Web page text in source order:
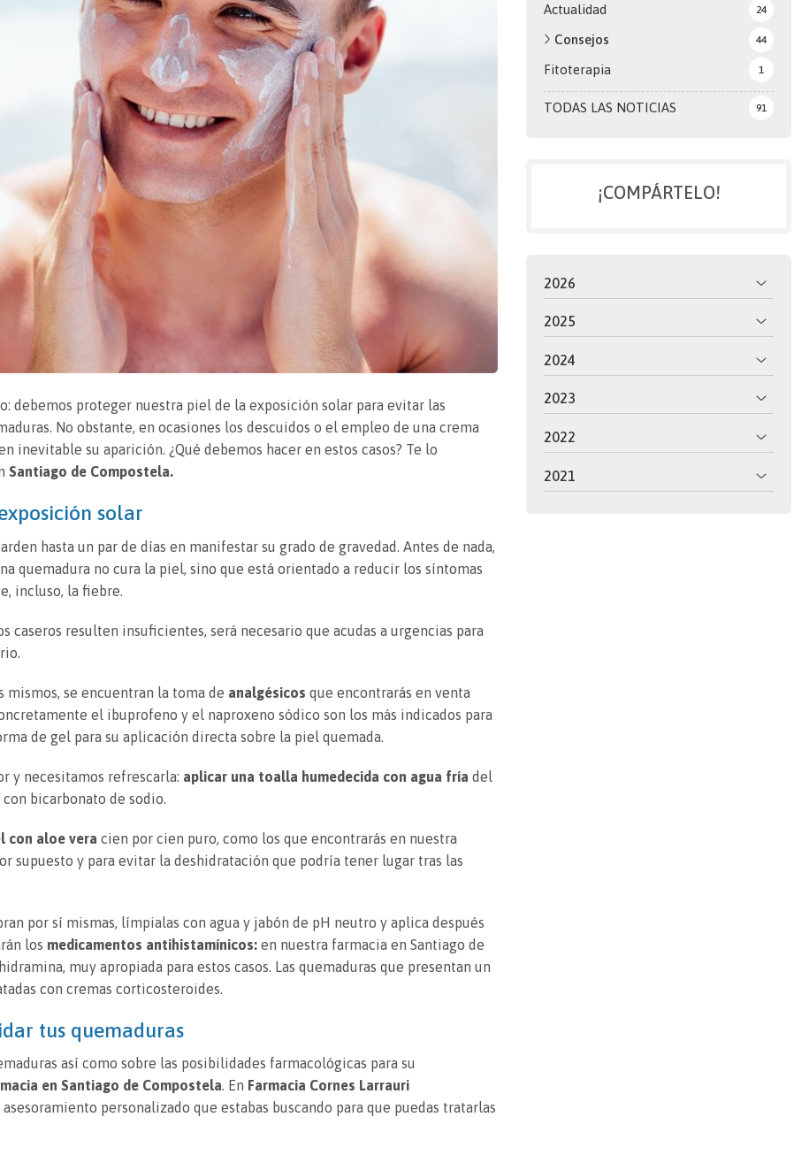
TODAS LAS NOTICIAS 91
Actualidad 24
Consejos 44
Fitoterapia 1
debemos proteger nuestra piel de la exposición solar para evitar las
No obstante, en ocasiones los descuidos o el empleo de una crema
inevitable su aparición. ¿Qué debemos hacer en estos casos? Te lo
Santiago de Compostela.
solar
hasta un par de días en manifestar su grado de gravedad. Antes de nada,
quemadura no cura la piel, sino que está orientado a reducir los síntomas
incluso, la fiebre.
caseros resulten insuficientes, será necesario que acudas a urgencias para
se encuentran la toma de analgésicos que encontrarás en venta
el ibuprofeno y el naproxeno sódico son los más indicados para
de gel para su aplicación directa sobre la piel quemada.
y necesitamos refrescarla: aplicar una toalla humedecida con agua fría del
bicarbonato de sodio.
con aloe vera cien por cien puro, como los que encontrarás en nuestra
supuesto y para evitar la deshidratación que podría tener lugar tras las
por sí mismas, límpialas con agua y jabón de pH neutro y aplica después
los medicamentos antihistamínicos: en nuestra farmacia en Santiago de
muy apropiada para estos casos. Las quemaduras que presentan un
con cremas corticosteroides.
tus quemaduras
así como sobre las posibilidades farmacológicas para su
en Santiago de Compostela. En Farmacia Cornes Larrauri
personalizado que estabas buscando para que puedas tratarlas
¡COMPÁRTELO!
2026
2025
2024
2023
2022
2021